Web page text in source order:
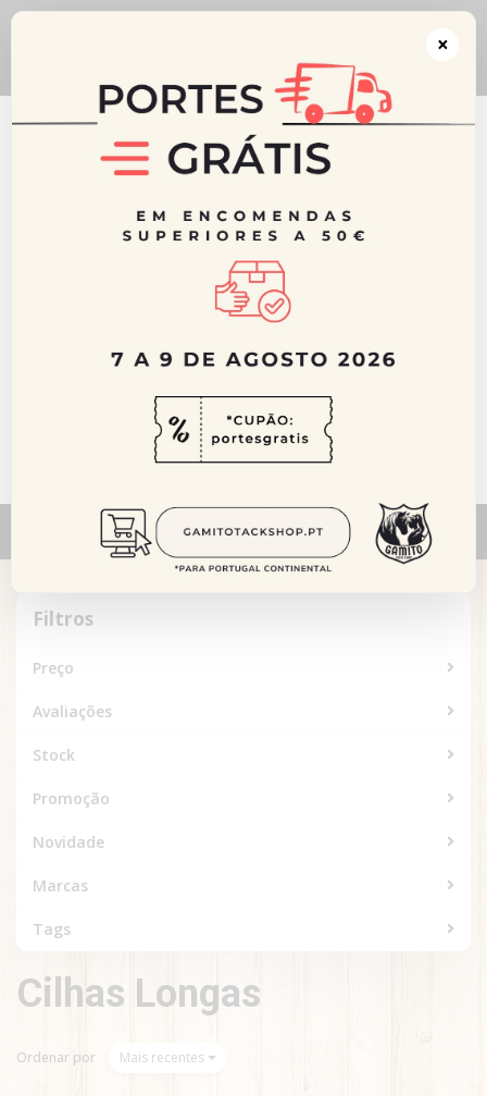
navegação
Filtros
Preço
Avaliações
Stock
Promoção
Novidade
Marcas
Tags
Cilhas Longas
Ordenar por Mais recentes
×